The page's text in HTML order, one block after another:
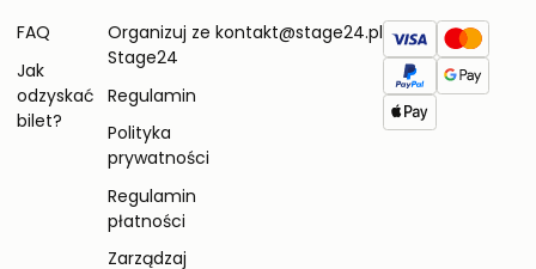
FAQ
Jak
odzyskać
bilet?
Organizuj ze
Stage24
Regulamin
Polityka
prywatności
Regulamin
płatności
Zarządzaj
kontakt@stage24.pl